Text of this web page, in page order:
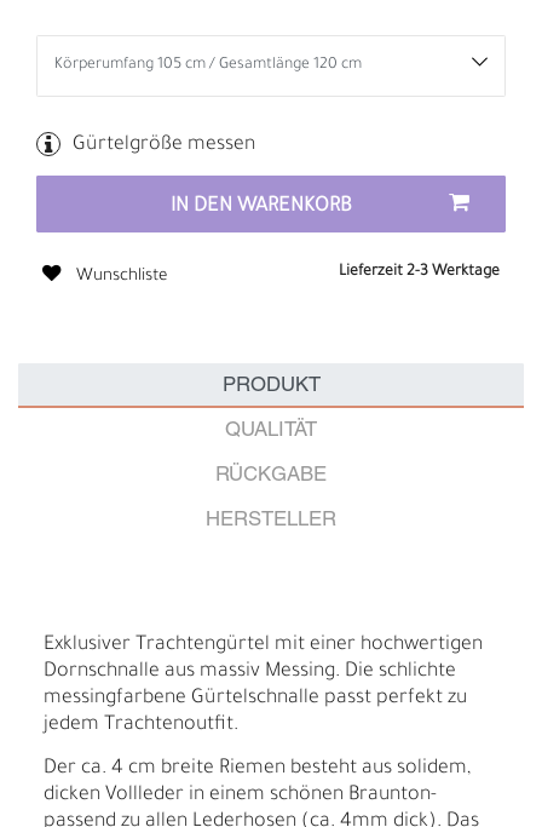
Gürtelgröße messen
IN DEN WARENKORB
Wunschliste Lieferzeit 2-3 Werktage
PRODUKT
QUALITÄT
RÜCKGABE
HERSTELLER
Exklusiver Trachtengürtel mit einer hochwertigen
Dornschnalle aus massiv Messing. Die schlichte
messingfarbene Gürtelschnalle passt perfekt zu
jedem Trachtenoutfit.
Der ca. 4 cm breite Riemen besteht aus solidem,
dicken Vollleder in einem schönen Braunton-
passend zu allen Lederhosen (ca. 4mm dick). Das